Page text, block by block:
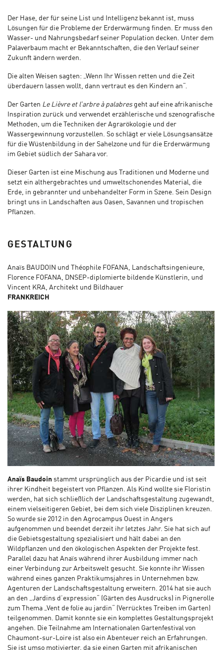
Der Hase, der für seine List und Intelligenz bekannt ist, muss
Lösungen für die Probleme der Erderwärmung finden. Er muss den
Wasser- und Nahrungsbedarf seiner Population decken. Unter dem
Palaverbaum macht er Bekanntschaften, die den Verlauf seiner
Zukunft ändern werden.
Die alten Weisen sagten: „Wenn Ihr Wissen retten und die Zeit
überdauern lassen wollt, dann vertraut es den Kindern an“.
Der Garten Le Lièvre et l’arbre à palabresgeht auf eine afrikanische
Inspiration zurück und verwendet erzählerische und szenografische
Methoden, um die Techniken der Agrarökologie und der
Wassergewinnung vorzustellen. So schlägt er viele Lösungsansätze
für die Wüstenbildung in der Sahelzone und für die Erderwärmung
im Gebiet südlich der Sahara vor.
Dieser Garten ist eine Mischung aus Traditionen und Moderne und
setzt ein althergebrachtes und umweltschonendes Material, die
Erde, in gebrannter und unbehandelter Form in Szene. Sein Design
bringt uns in Landschaften aus Oasen, Savannen und tropischen
Pflanzen.
GESTALTUNG
Anaïs BAUDOIN und Théophile FOFANA, Landschaftsingenieure,
Florence FOFANA, DNSEP-diplomierte bildende Künstlerin, und
Vincent KRA, Architekt und Bildhauer
FRANKREICH
Anaïs Baudoin stammt ursprünglich aus der Picardie und ist seit
ihrer Kindheit begeistert von Pflanzen. Als Kind wollte sie Floristin
werden, hat sich schließlich der Landschaftsgestaltung zugewandt,
einem vielseitigeren Gebiet, bei dem sich viele Disziplinen kreuzen.
So wurde sie 2012 in den Agrocampus Ouest in Angers
aufgenommen und beendet derzeit ihr letztes Jahr. Sie hat sich auf
die Gebietsgestaltung spezialisiert und hält dabei an den
Wildpflanzen und den ökologischen Aspekten der Projekte fest.
Parallel dazu hat Anaïs während ihrer Ausbildung immer nach
einer Verbindung zur Arbeitswelt gesucht. Sie konnte ihr Wissen
während eines ganzen Praktikumsjahres in Unternehmen bzw.
Agenturen der Landschaftsgestaltung erweitern. 2014 hat sie auch
an den „Jardins d’expression“ (Gärten des Ausdrucks) in Pignerolle
zum Thema „Vent de folie au jardin“ (Verrücktes Treiben im Garten)
teilgenommen. Damit konnte sie ein komplettes Gestaltungsprojekt
angehen. Die Teilnahme am Internationalen Gartenfestival von
Chaumont-sur-Loire ist also ein Abenteuer reich an Erfahrungen.
Sie ist umso motivierter, da sie einen Garten mit afrikanischen